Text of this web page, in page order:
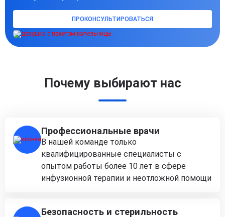
ПРОКОНСУЛЬТИРОВАТЬСЯ
Почему выбирают нас
Профессиональные врачи
В нашей команде только
квалифицированные специалисты с
опытом работы более 10 лет в сфере
инфузионной терапии и неотложной помощи
Безопасность и стерильность